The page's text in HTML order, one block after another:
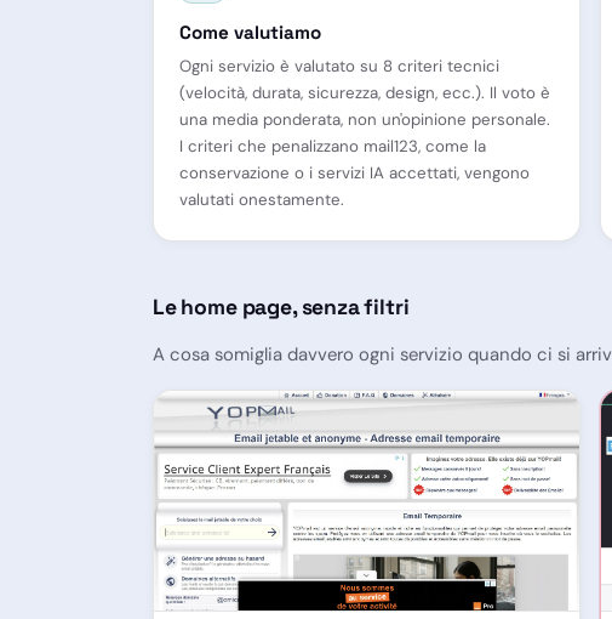
Come valutiamo
Ogni servizio è valutato su 8 criteri tecnici
(velocità, durata, sicurezza, design, ecc.). Il voto è
una media ponderata, non un'opinione personale.
I criteri che penalizzano mail123, come la
conservazione o i servizi IA accettati, vengono
valutati onestamente.
Le home page, senza filtri
A cosa somiglia davvero ogni servizio quando ci si